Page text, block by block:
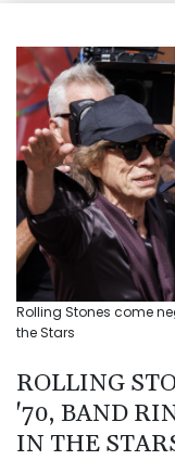
Rolling Stones come
the Stars
ROLLING
'70, BAND
IN THE